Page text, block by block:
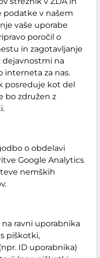
podatke v našem
vaše uporabe
poročil o
in zagotavljanje
dejavnostmi na
za nas.
posreduje kot del
bo združen z
o obdelavi
Google Analytics
nemških
ravni uporabnika
piškotki,
ID uporabnika)